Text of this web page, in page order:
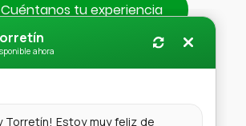
Cuéntanos tu experiencia